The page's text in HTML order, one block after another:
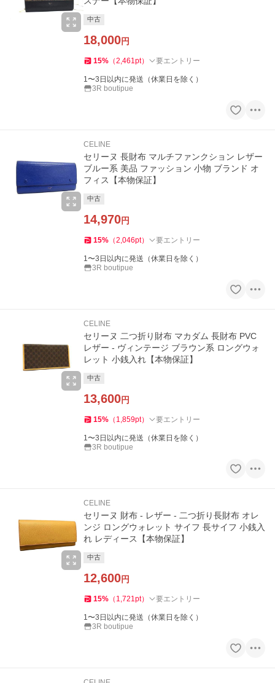
中古
18,000円
15% （2,461pt） 要エントリー
1〜3日以内に発送（休業日を除く）
3R boutipue
CELINE
セリーヌ 長財布 マルチファンクション レザー
ブルー系 美品 ファッション 小物 ブランド オ
フィス【本物保証】
中古
14,970円
15% （2,046pt） 要エントリー
1〜3日以内に発送（休業日を除く）
3R boutipue
CELINE
セリーヌ 二つ折り財布 マカダム 長財布 PVC
レザー - ヴィンテージ ブラウン系 ロングウォ
レット 小銭入れ【本物保証】
中古
13,600円
15% （ 1,859pt） 要エントリー
1〜3日以内に発送（休業日を除く）
3R boutipue
CELINE
セリーヌ 財布 - レザー - 二つ折り長財布 オレ
ンジ ロングウォレット サイフ 長サイフ 小銭入
れ レディース【本物保証】
中古
12,600円
15% （ 1,721pt） 要エントリー
1〜3日以内に発送（休業日を除く）
3R boutipue